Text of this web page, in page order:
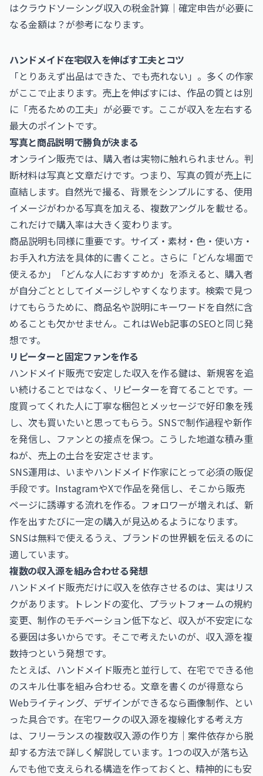
はクラウドソーシング収入の税金計算｜確定申告が必要に
なる金額は？が参考になります。
ハンドメイド在宅収入を伸ばす工夫とコツ
「とりあえず出品はできた、でも売れない」。多くの作家
がここで止まります。売上を伸ばすには、作品の質とは別
に「売るための工夫」が必要です。ここが収入を左右する
最大のポイントです。
写真と商品説明で勝負が決まる
オンライン販売では、購入者は実物に触れられません。判
断材料は写真と文章だけです。つまり、写真の質が売上に
直結します。自然光で撮る、背景をシンプルにする、使用
イメージがわかる写真を加える、複数アングルを載せる。
これだけで購入率は大きく変わります。
商品説明も同様に重要です。サイズ・素材・色・使い方・
お手入れ方法を具体的に書くこと。さらに「どんな場面で
使えるか」「どんな人におすすめか」を添えると、購入者
が自分ごととしてイメージしやすくなります。検索で見つ
けてもらうために、商品名や説明にキーワードを自然に含
めることも欠かせません。これはWeb記事のSEOと同じ発
想です。
リピーターと固定ファンを作る
ハンドメイド販売で安定した収入を作る鍵は、新規客を追
い続けることではなく、リピーターを育てることです。一
度買ってくれた人に丁寧な梱包とメッセージで好印象を残
し、次も買いたいと思ってもらう。SNSで制作過程や新作
を発信し、ファンとの接点を保つ。こうした地道な積み重
ねが、売上の土台を安定させます。
SNS運用は、いまやハンドメイド作家にとって必須の販促
手段です。InstagramやXで作品を発信し、そこから販売
ページに誘導する流れを作る。フォロワーが増えれば、新
作を出すたびに一定の購入が見込めるようになります。
SNSは無料で使えるうえ、ブランドの世界観を伝えるのに
適しています。
複数の収入源を組み合わせる発想
ハンドメイド販売だけに収入を依存させるのは、実はリス
クがあります。トレンドの変化、プラットフォームの規約
変更、制作のモチベーション低下など、収入が不安定にな
る要因は多いからです。そこで考えたいのが、収入源を複
数持つという発想です。
たとえば、ハンドメイド販売と並行して、在宅でできる他
のスキル仕事を組み合わせる。文章を書くのが得意なら
Webライティング、デザインができるなら画像制作、とい
った具合です。在宅ワークの収入源を複線化する考え方
は、 フリーランスの複数収入源の作り方｜案件依存から脱
却する方法で詳しく解説しています。1つの収入が落ち込
んでも他で支えられる構造を作っておくと、精神的にも安